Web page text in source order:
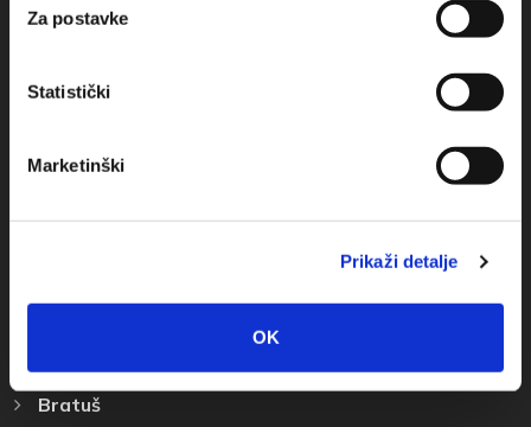
Za postavke
Statistički
Marketinški
Prikaži detalje
OK
+385(0)21 678754
Bratuš